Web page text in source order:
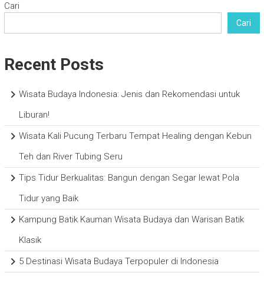
Cari
Cari
Recent Posts
Wisata Budaya Indonesia: Jenis dan Rekomendasi untuk
Liburan!
Wisata Kali Pucung Terbaru Tempat Healing dengan Kebun
Teh dan River Tubing Seru
Tips Tidur Berkualitas: Bangun dengan Segar lewat Pola
Tidur yang Baik
Kampung Batik Kauman Wisata Budaya dan Warisan Batik
Klasik
5 Destinasi Wisata Budaya Terpopuler di Indonesia